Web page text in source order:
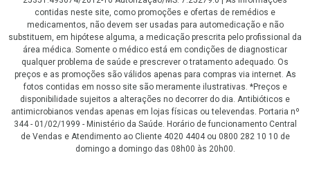
contidas neste site, como promoções e ofertas de remédios e
medicamentos, não devem ser usadas para automedicação e não
substituem, em hipótese alguma, a medicação prescrita pelo profissional da
área médica. Somente o médico está em condições de diagnosticar
qualquer problema de saúde e prescrever o tratamento adequado. Os
preços e as promoções são válidos apenas para compras via internet. As
fotos contidas em nosso site são meramente ilustrativas. *Preços e
disponibilidade sujeitos a alterações no decorrer do dia. Antibióticos e
antimicrobianos vendas apenas em lojas físicas ou televendas. Portaria nº
344 - 01/02/1999 - Ministério da Saúde. Horário de funcionamento Central
de Vendas e Atendimento ao Cliente 4020 4404 ou 0800 282 10 10 de
domingo a domingo das 08h00 às 20h00.